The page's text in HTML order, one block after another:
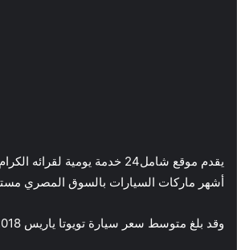
يقدم موقع شامل24 خدمة يومية
أشهر ماركات السيارات بالسوق المصري
وقد بلغ متوسط سعر سيارة تويوتا ياريس 2018